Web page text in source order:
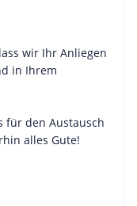
wir Ihr Anliegen
in Ihrem
für den Austausch
alles Gute!